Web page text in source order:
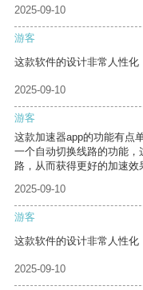
2025-09-10
游客
这款软件的设计非常人性化
2025-09-10
游客
这款加速器app的功能有点
一个自动切换线路的功能
路，从而获得更好的加速效
2025-09-10
游客
这款软件的设计非常人性化
2025-09-10